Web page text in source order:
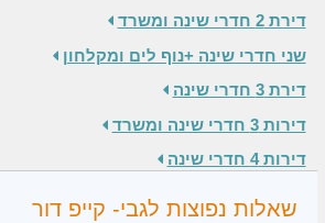
דירת 2 חדרי שינה ומשרד
שני חדרי שינה +נוף לים ומקלחון
דירת 3 חדרי שינה
דירות 3 חדרי שינה ומשרד
דירות 4 חדרי שינה
שאלות נפוצות לגבי- קייפ דור